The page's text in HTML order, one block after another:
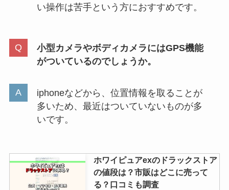
い操作は苦手という方におすすめです。
小型カメラやボディカメラにはGPS機能
がついているのでしょうか。
iphoneなどから、位置情報を取ることが
多いため、最近はついていないものが多
いです。
ホワイピュアexのドラックストア
の値段は？市販はどこに売って
る？口コミも調査